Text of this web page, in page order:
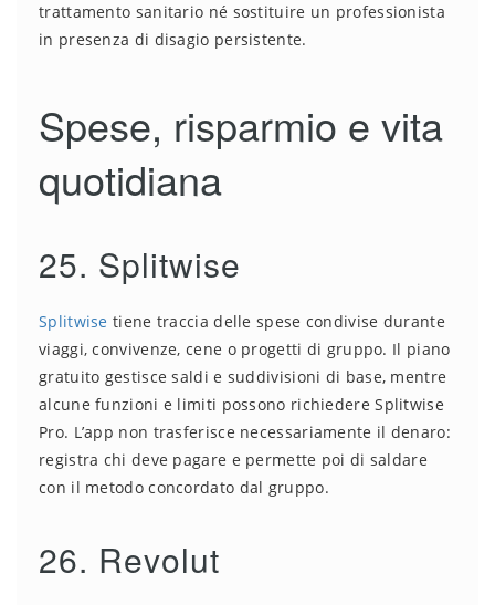
trattamento sanitario né sostituire un professionista
in presenza di disagio persistente.
Spese, risparmio e vita
quotidiana
25. Splitwise
Splitwise tiene traccia delle spese condivise durante
viaggi, convivenze, cene o progetti di gruppo. Il piano
gratuito gestisce saldi e suddivisioni di base, mentre
alcune funzioni e limiti possono richiedere Splitwise
Pro. L’app non trasferisce necessariamente il denaro:
registra chi deve pagare e permette poi di saldare
con il metodo concordato dal gruppo.
26. Revolut